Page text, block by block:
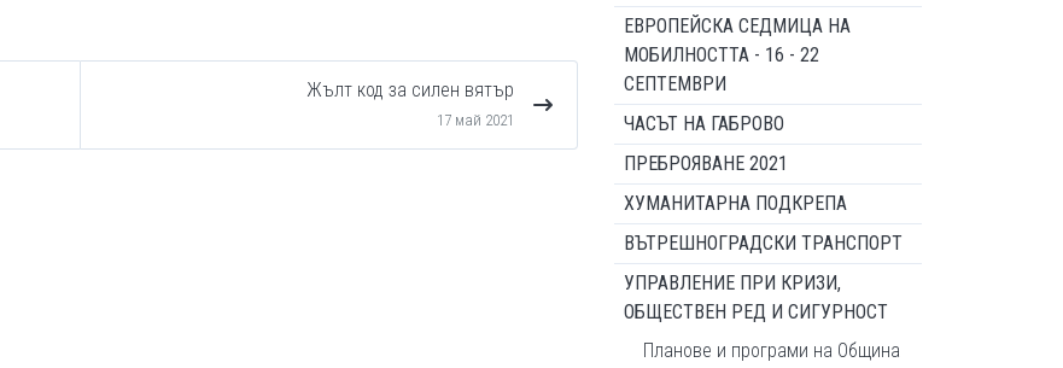
Жълт код за силен вятър
17 май 2021
ЕВРОПЕЙСКА СЕДМИЦА НА
МОБИЛНОСТТА - 16 - 22
СЕПТЕМВРИ
ЧАСЪТ НА ГАБРОВО
ПРЕБРОЯВАНЕ 2021
ХУМАНИТАРНА ПОДКРЕПА
ВЪТРЕШНОГРАДСКИ ТРАНСПОРТ
УПРАВЛЕНИЕ ПРИ КРИЗИ,
ОБЩЕСТВЕН РЕД И СИГУРНОСТ
Планове и програми на Община